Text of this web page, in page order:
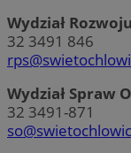
Wydział
32 3491 846
Wydział Spraw
32 3491-871